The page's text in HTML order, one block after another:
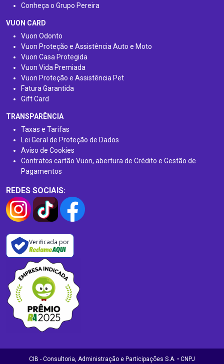
Conheça o Grupo Pereira
VUON CARD
Vuon Odonto
Vuon Proteção e Assistência Auto e Moto
Vuon Casa Protegida
Vuon Vida Premiada
Vuon Proteção e Assistência Pet
Fatura Garantida
Gift Card
TRANSPARÊNCIA
Taxas e Tarifas
Lei Geral de Proteção de Dados
Aviso de Cookies
Contratos cartão Vuon, abertura de Crédito e Gestão de
Pagamentos
REDES SOCIAIS:
Verificada por
CIB - Consultoria, Administração e Participações S.A. • CNPJ